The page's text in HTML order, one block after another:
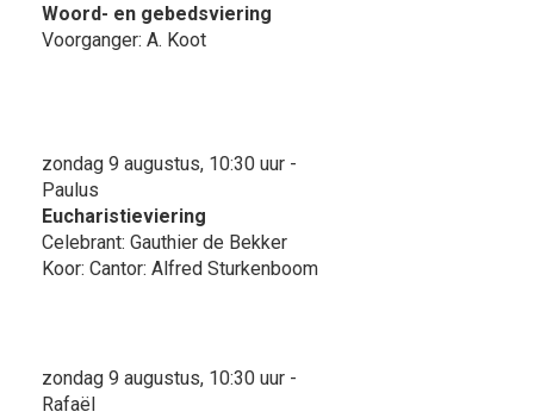
Woord- en gebedsviering
Voorganger: A. Koot
zondag 9 augustus, 10:30 uur -
Paulus
Eucharistieviering
Celebrant: Gauthier de Bekker
Koor: Cantor: Alfred Sturkenboom
zondag 9 augustus, 10:30 uur -
Rafaël